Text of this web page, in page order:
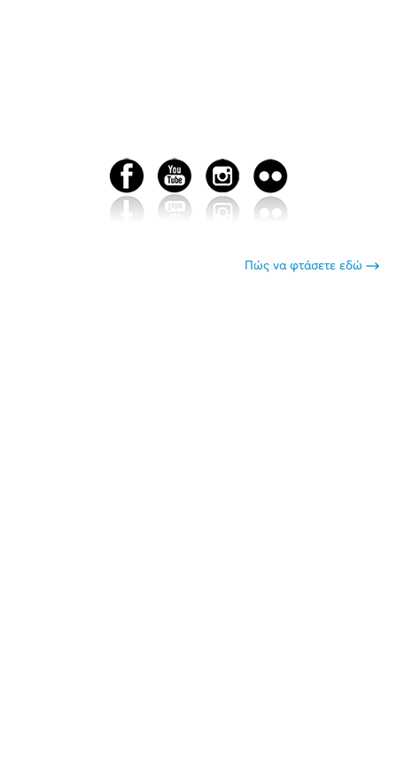
Πώς να φτάσετε εδώ